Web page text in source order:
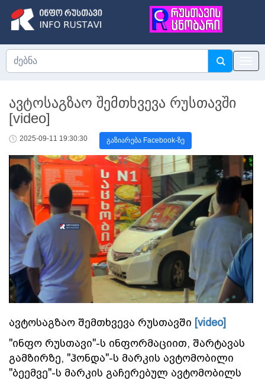
ავტოსაგზაო შემთხვევა რუსთავში
[video]
2025-09-11 19:30:30 გაზიარება Facebook-ზე
ავტოსაგზაო შემთხვევა რუსთავში [video]
"ინფო რუსთავი"-ს ინფორმაციით, შარტავას
გამზირზე, "ჰონდა"-ს მარკის ავტომობილი
"ბეემვე"-ს მარკის გაჩერებულ ავტომობილს